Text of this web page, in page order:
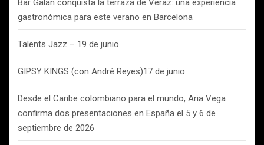
Bar Galán conquista la terraza de Veraz: una experiencia
gastronómica para este verano en Barcelona
Talents Jazz – 19 de junio
GIPSY KINGS (con André Reyes)17 de junio
Desde el Caribe colombiano para el mundo, Aria Vega
confirma dos presentaciones en España el 5 y 6 de
septiembre de 2026